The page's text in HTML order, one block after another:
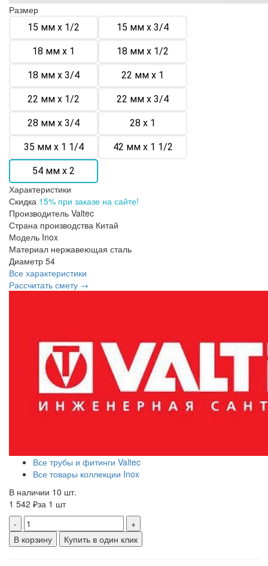
Размер
15 мм х 1/2 15 мм х 3/4
18 мм х 1 18 мм х 1/2
18 мм х 3/4 22 мм х 1
22 мм х 1/2 22 мм х 3/4
28 мм х 3/4 28 х 1
35 мм х 1 1/4 42 мм х 1 1/2
54 мм х 2
Характеристики
Скидка 15% при заказе на сайте!
Производитель Valtec
Страна производства Китай
Модель Inox
Материал нержавеющая сталь
Диаметр 54
Все характеристики
Рассчитать смету →
Все трубы и фитинги Valtec
Все товары коллекции Inox
В наличии 10 шт.
1 542 ₽за 1 шт
-
+
В корзину
Купить в один клик